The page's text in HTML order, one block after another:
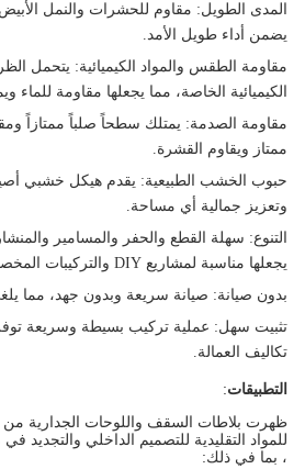
المدى الطويل : مقاوم للحشرات والنمل الأبيض
يضمن أداء طويل الأمد.
مقاومة الطقس والمواد الكيميائية: يتحمل
الكيميائية الخاصة، مما يجعلها مقاومة للماء
مقاومة الصدمة: يمتلك سطحاً صلباً ممتازاً
ممتاز ويقاوم القشرة.
حبوب الخشب الطبيعية: يقدم هيكل خشبي أصيل
وتعزيز جمالية أي مساحة.
التنوع: سهلة القطع والحفر والمسامير والمنشار
يجعلها مناسبة لمشاريع DIY والتركيبات المخصصة.
بدون صيانة: صيانة سريعة وبدون جهد، مما
تثبيت سهل : عملية تركيب بسيطة وسريعة
تكاليف العمالة.
التطبيقات:
ظهرت بلاطات السقف واللوحات الجدارية من
للمواد التقليدية للتصميم الداخلي والتجديد
، بما في ذلك: